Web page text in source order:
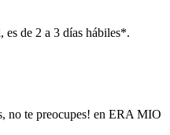
es de 2 a 3 días hábiles*.
no te preocupes! en ERA MIO